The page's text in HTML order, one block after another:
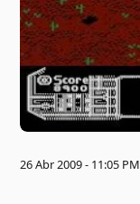
26 Abr 2009 - 11:05 PM